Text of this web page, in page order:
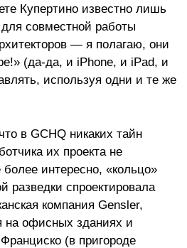
Купертино известно лишь
совместной работы
— я полагаю, они
(да-да, и iPhone, и iPad, и
используя одни и те же
в GCHQ никаких тайн
их проекта не
интересно, «кольцо»
разведки спроектировала
компания Gensler,
офисных зданиях и
(в пригороде